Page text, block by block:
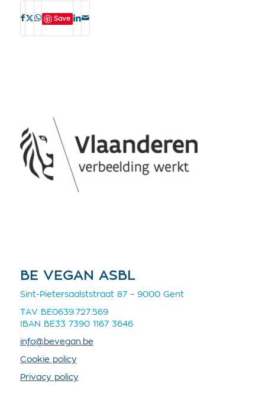
Save
BE VEGAN ASBL
Sint-Pietersaalststraat 87 – 9000 Gent
TAV BE0639.727.569
IBAN BE33 7390 1167 3646
info@bevegan.be
Cookie policy
Privacy policy